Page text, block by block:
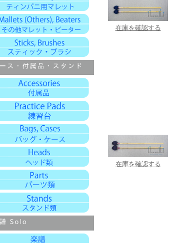
在庫を確認する
在庫を確認する